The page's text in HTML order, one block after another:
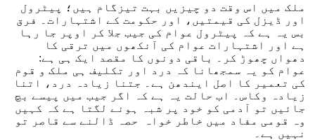
ملک میں اس وقت دو چیزیں بہت تیزگام ہیں؛ پیٹرول
اور ڈیزل کی قیمتیں، اور حکومت کے اشتہارات۔ فرق
بس یہ ہے کہ پیٹرول عوام کی جیب جلا کر اوپر جا رہا
ہے اور اشتہارات عوام کی آنکھوں میں ترقی کا
دھواں چھوڑ کر۔ باقی دونوں کا مقصد ایک ہی ہے:
عوام کو یہ سمجھانا کہ درد اور تکلیف ہی ملک و قوم
کی تعمیر کا اصل ایندھن ہے۔ جتنا زیادہ درد، اتنا
زیادہ وکاس۔ اب حالت یہ ہے کہ اگر جیب میں پیسے بچ
جائیں تو آدمی کو خود پر شبہ ہونے لگتا ہے کہ کہیں
وہ قومی مفاد میں خاطر خواہ حصہ ڈالنے سے قاصر تو
نہیں ہے۔